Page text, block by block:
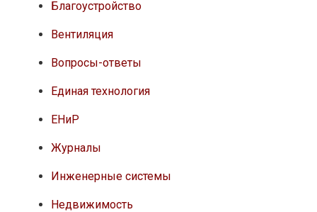
Благоустройство
Вентиляция
Вопросы-ответы
Единая технология
ЕНиР
Журналы
Инженерные системы
Недвижимость